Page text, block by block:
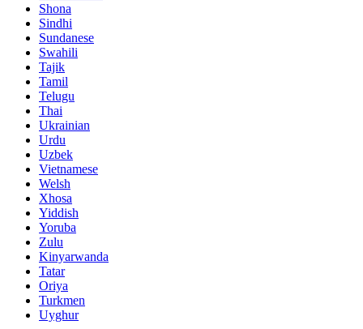
Shona
Sindhi
Sundanese
Swahili
Tajik
Tamil
Telugu
Thai
Ukrainian
Urdu
Uzbek
Vietnamese
Welsh
Xhosa
Yiddish
Yoruba
Zulu
Kinyarwanda
Tatar
Oriya
Turkmen
Uyghur